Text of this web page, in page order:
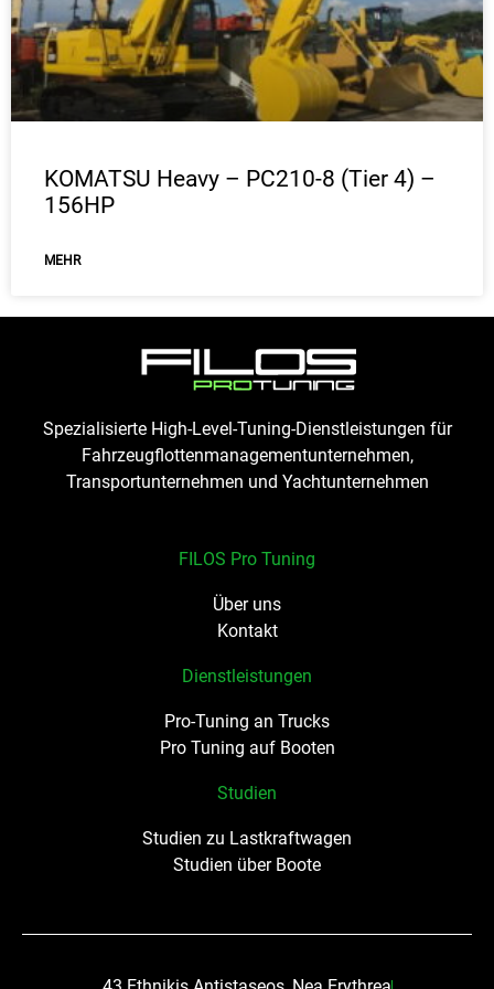
KOMATSU Heavy – PC210-8 (Tier 4) –
156HP
ΜEHR
Spezialisierte High-Level-Tuning-Dienstleistungen für
Fahrzeugflottenmanagementunternehmen,
Transportunternehmen und Yachtunternehmen
FILOS Pro Tuning
Über uns
Kontakt
Dienstleistungen
Pro-Tuning an Trucks
Pro Tuning auf Booten
Studien
Studien zu Lastkraftwagen
Studien über Boote